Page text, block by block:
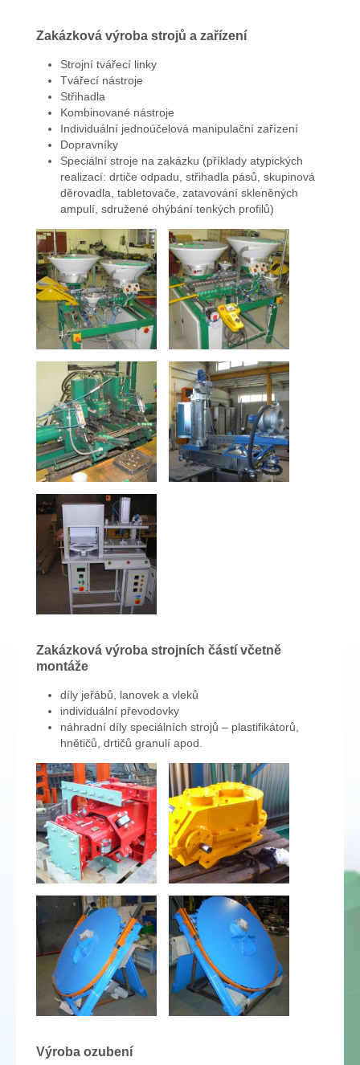
Zakázková výroba strojů a zařízení
Strojní tvářecí linky
Tvářecí nástroje
Střihadla
Kombinované nástroje
Individuální jednoúčelová manipulační zařízení
Dopravníky
Speciální stroje na zakázku (příklady atypických
realizací: drtiče odpadu, střihadla pásů, skupinová
děrovadla, tabletovače, zatavování skleněných
ampulí, sdružené ohýbání tenkých profilů)
Zakázková výroba strojních částí včetně
montáže
díly jeřábů, lanovek a vleků
individuální převodovky
náhradní díly speciálních strojů – plastifikátorů,
hnětičů, drtičů granulí apod.
Výroba ozubení